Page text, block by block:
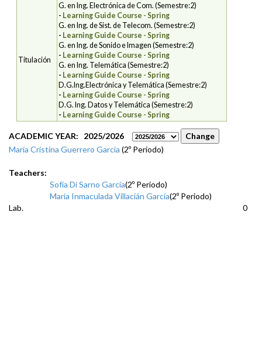
Titulación
G. en Ing. Electrónica de Com. (Semestre:2)
- Learning Guide Course - Spring
G. en Ing. de Sist. de Telecom. (Semestre:2)
- Learning Guide Course - Spring
G. en Ing. de Sonido e Imagen (Semestre:2)
- Learning Guide Course - Spring
G. en Ing. Telemática (Semestre:2)
- Learning Guide Course - Spring
D.G.Ing.Electrónica y Telemática (Semestre:2)
- Learning Guide Course - Spring
D.G. Ing. Datos y Telemática (Semestre:2)
- Learning Guide Course - Spring
ACADEMIC YEAR: 2025/2026
María Cristina Guerrero García (2º Periodo)
Teachers:
Sofía Di Sarno García(2º Periodo)
María Inmaculada Villacián García(2º Periodo)
Lab.
0